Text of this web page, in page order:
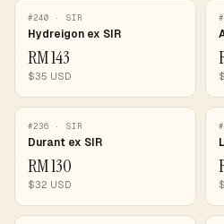
#240 · SIR
Hydreigon ex SIR
RM143
$35 USD
#
$
#236 · SIR
Durant ex SIR
RM130
$32 USD
#
$